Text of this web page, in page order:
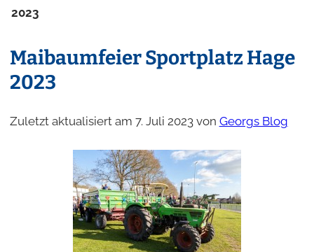
2023
Maibaumfeier Sportplatz Hage
2023
Zuletzt aktualisiert am 7. Juli 2023 von Georgs Blog